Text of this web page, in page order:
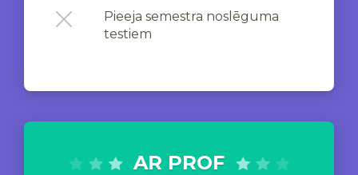
Pieeja semestra noslēguma
testiem
AR PROF